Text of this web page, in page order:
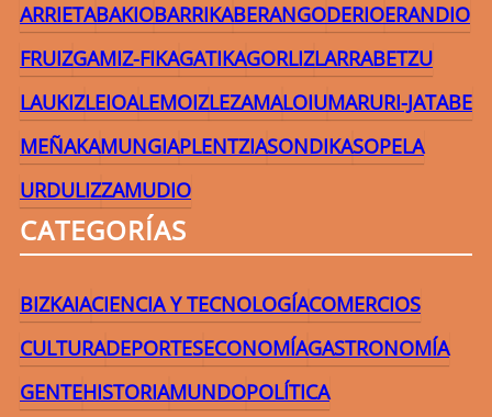
ARRIETABAKIOBARRIKABERANGODERIOERANDIO
FRUIZGAMIZ-FIKAGATIKAGORLIZLARRABETZU
LAUKIZLEIOALEMOIZLEZAMALOIUMARURI-JATABE
MEÑAKAMUNGIAPLENTZIASONDIKASOPELA
URDULIZZAMUDIO
CATEGORÍAS
BIZKAIACIENCIA Y TECNOLOGÍACOMERCIOS
CULTURADEPORTESECONOMÍAGASTRONOMÍA
GENTEHISTORIAMUNDOPOLÍTICA